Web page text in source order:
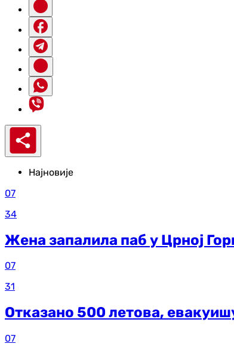
Најновије
07
34
Жена запалила паб у Црној
07
31
Отказано 500 летова,
07